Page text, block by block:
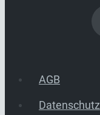
AGB
Datenschutz